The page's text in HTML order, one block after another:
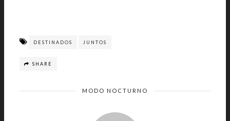
DESTINADOS JUNTOS
SHARE
MODO NOCTURNO